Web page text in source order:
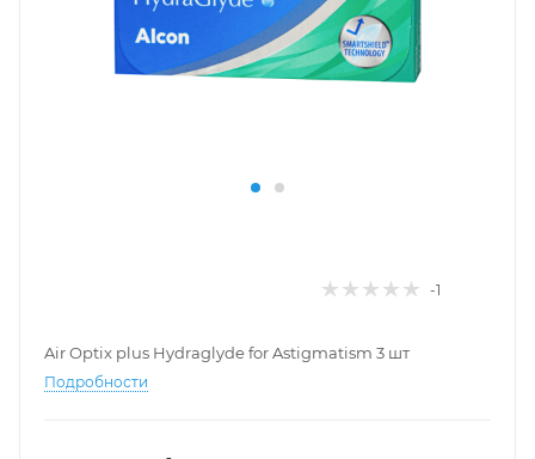
-1
Air Optix plus Hydraglyde for Astigmatism 3 шт
Подробности